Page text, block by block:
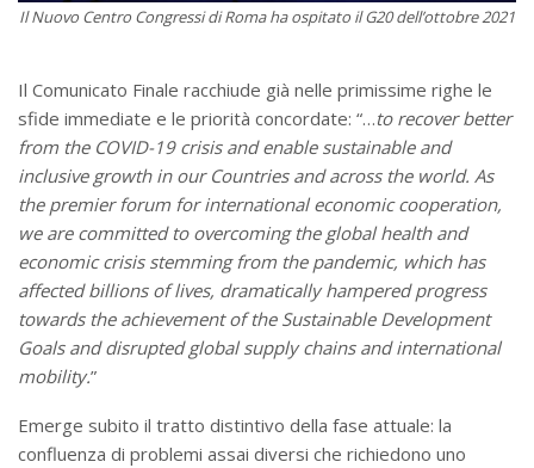
Il Nuovo Centro Congressi di Roma ha ospitato il G20 dell’ottobre 2021
Il Comunicato Finale racchiude già nelle primissime righe le
sfide immediate e le priorità concordate: “…to recover better
from the COVID-19 crisis and enable sustainable and
inclusive growth in our Countries and across the world. As
the premier forum for international economic cooperation,
we are committed to overcoming the global health and
economic crisis stemming from the pandemic, which has
affected billions of lives, dramatically hampered progress
towards the achievement of the Sustainable Development
Goals and disrupted global supply chains and international
mobility.”
Emerge subito il tratto distintivo della fase attuale: la
confluenza di problemi assai diversi che richiedono uno